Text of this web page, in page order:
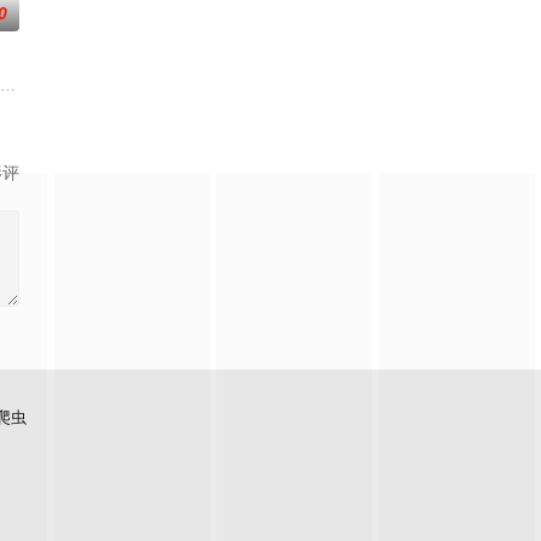
对于新来的山姆·库珀而言，这天堂般的地方却更像是一座牢
以及新恋情的同时，他学会了如何走出封闭的单身生活。在如此迅速的成
小说，讲述专业骗子“幸运儿”露西（安雅·泰勒-乔伊 饰）在一次数百万美
评
虫